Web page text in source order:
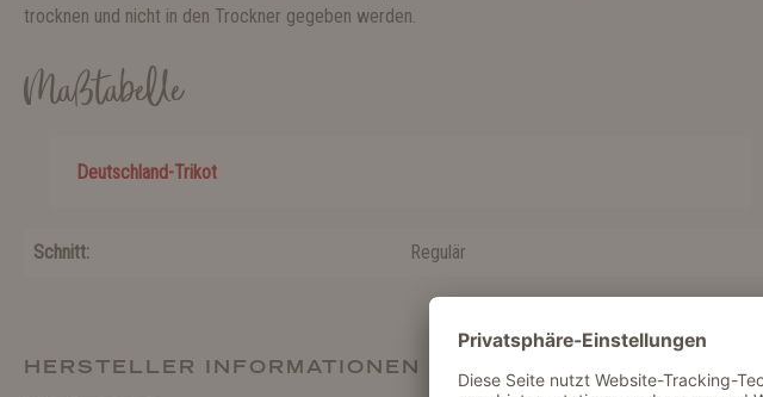
trocknen und nicht in den Trockner gegeben werden.
Maßtabelle
Deutschland-Trikot
Schnitt: Regulär
HERSTELLER INFORMATIONEN